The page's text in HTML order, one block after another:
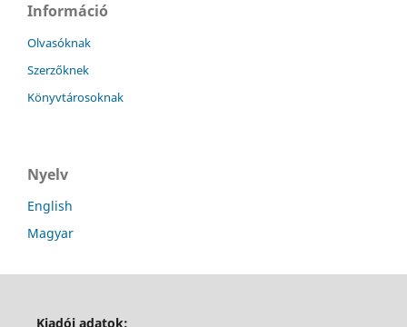
Információ
Olvasóknak
Szerzőknek
Könyvtárosoknak
Nyelv
English
Magyar
Kiadói adatok: